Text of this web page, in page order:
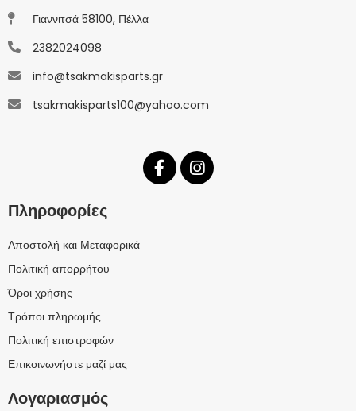
Γιαννιτσά 58100, Πέλλα
2382024098
info@tsakmakisparts.gr
tsakmakisparts100@yahoo.com
Πληροφορίες
Αποστολή και Μεταφορικά
Πολιτική απορρήτου
Όροι χρήσης
Τρόποι πληρωμής
Πολιτική επιστροφών
Επικοινωνήστε μαζί μας
Λογαριασμός